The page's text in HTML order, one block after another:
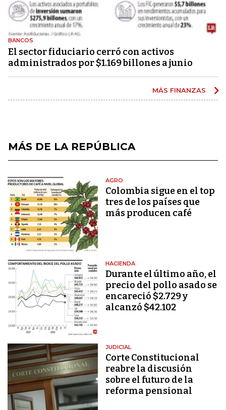
BANCOS
El sector fiduciario cerró con activos
administrados por $1.169 billones a junio
MÁS FINANZAS
MÁS DE LA REPÚBLICA
AGRO
Colombia sigue en el top
tres de los países que
más producen café
HACIENDA
Durante el último año, el
precio del pollo asado se
encareció $2.729 y
alcanzó $42.102
JUDICIAL
Corte Constitucional
reabre la discusión
sobre el futuro de la
reforma pensional